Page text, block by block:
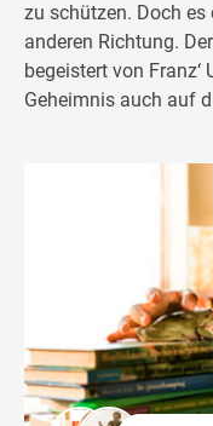
zu schützen. Doch
anderen Richtung.
begeistert von Franz‘
Geheimnis auch auf